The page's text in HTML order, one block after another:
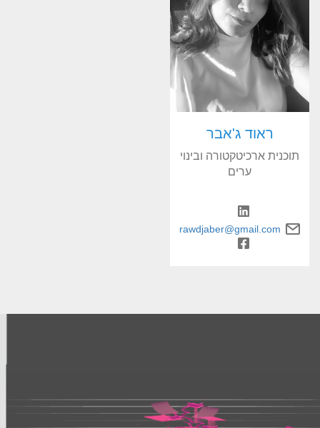
ראוד ג'אבר
תוכנית ארכיטקטורה ובינוי
ערים
rawdjaber@gmail.com